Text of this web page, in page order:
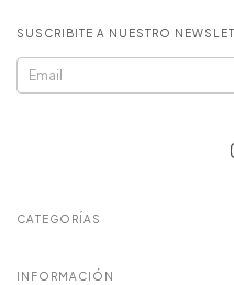
SUSCRIBITE A NUESTRO
CATEGORÍAS
INFORMACIÓN